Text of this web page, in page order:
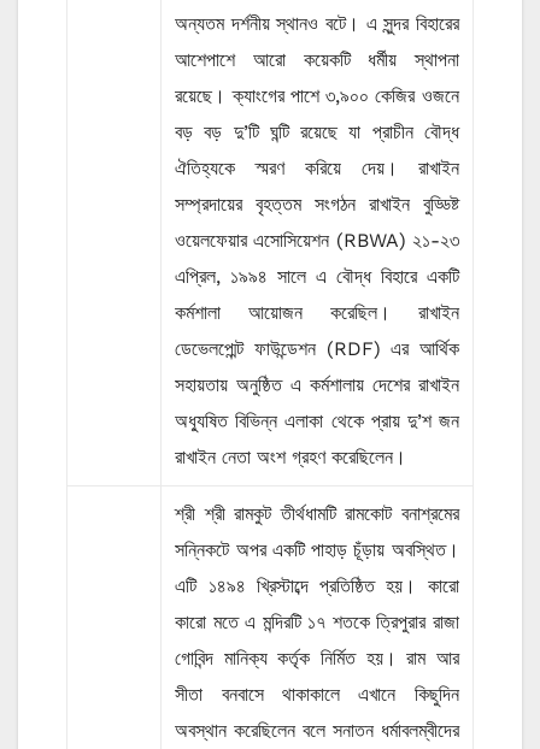
অন্যতম দর্শনীয় স্থানও বটে। এ সুন্দর বিহারের
আশেপাশে আরো কয়েকটি ধর্মীয় স্থাপনা
রয়েছে। ক্যাংগের পাশে ৩,৯০০ কেজির ওজনে
বড় বড় দু’টি ঘন্টি রয়েছে যা প্রাচীন বৌদ্ধ
ঐতিহ্যকে স্মরণ করিয়ে দেয়। রাখাইন
সম্প্রদায়ের বৃহত্তম সংগঠন রাখাইন বুড্ডিষ্ট
ওয়েলফেয়ার এসোসিয়েশন (RBWA) ২১-২৩
এপ্রিল, ১৯৯৪ সালে এ বৌদ্ধ বিহারে একটি
কর্মশালা আয়োজন করেছিল। রাখাইন
ডেভেলপ্মেন্ট ফাউন্ডেশন (RDF) এর আর্থিক
সহায়তায় অনুষ্ঠিত এ কর্মশালায় দেশের রাখাইন
অধ্যুষিত বিভিন্ন এলাকা থেকে প্রায় দু’শ জন
রাখাইন নেতা অংশ গ্রহণ করেছিলেন।
শ্রী শ্রী রামকুট তীর্থধামটি রামকোট বনাশ্রমের
সন্নিকটে অপর একটি পাহাড় চূঁড়ায় অবস্থিত।
এটি ১৪৯৪ খ্রিস্টাব্দে প্রতিষ্ঠিত হয়। কারো
কারো মতে এ মন্দিরটি ১৭ শতকে ত্রিপুরার রাজা
গোবিন্দ মানিক্য কর্তৃক নির্মিত হয়। রাম আর
সীতা বনবাসে থাকাকালে এখানে কিছুদিন
অবস্থান করেছিলেন বলে সনাতন ধর্মাবলম্বীদের